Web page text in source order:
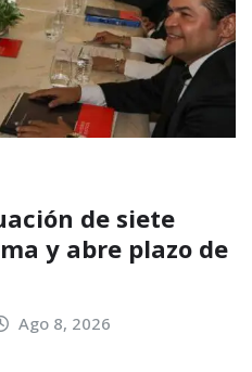
de siete
y abre plazo de
Ago 8, 2026